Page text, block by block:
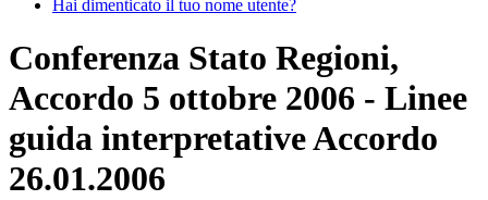
Hai dimenticato il tuo nome utente?
Conferenza Stato Regioni,
Accordo 5 ottobre 2006 - Linee
guida interpretative Accordo
26.01.2006